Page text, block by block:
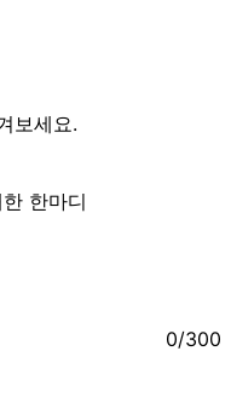
보세요.
한마디
0/300